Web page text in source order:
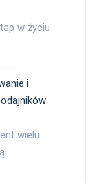
w życiu
i
wielu
…